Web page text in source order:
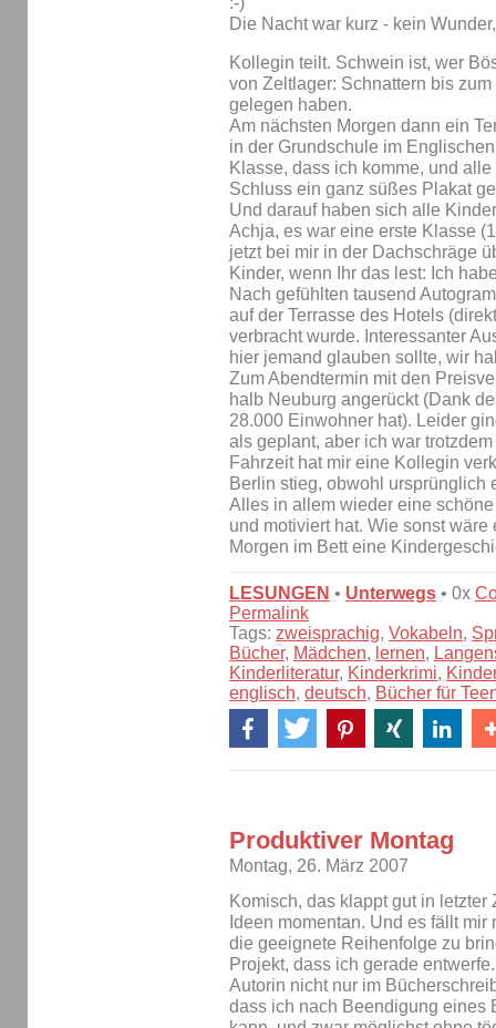
Die Nacht war kurz - kein
Kollegin teilt. Schwein ist, wer
von Zeltlager: Schnattern bis
gelegen haben.
Am nächsten Morgen dann ein
in der Grundschule im
Klasse, dass ich komme, und
Schluss ein ganz süßes Plakat
Und darauf haben sich alle
Achja, es war eine erste Klasse
jetzt bei mir in der Dachschräge
Kinder, wenn Ihr das lest: Ich
Nach gefühlten tausend
auf der Terrasse des Hotels
verbracht wurde. Interessanter
hier jemand glauben sollte, wir
Zum Abendtermin mit den
halb Neuburg angerückt (Dank
28.000 Einwohner hat). Leider
als geplant, aber ich war
Fahrzeit hat mir eine Kollegin
Berlin stieg, obwohl ursprünglich
Alles in allem wieder eine
und motiviert hat. Wie sonst
Morgen im Bett eine
LESUNGEN • Unterwegs • 0x
Permalink
Tags: zweisprachig, Vokabeln,
Bücher, Mädchen, lernen,
Kinderliteratur, Kinderkrimi,
englisch, deutsch, Bücher für
Produktiver Montag
Montag, 26. März 2007
Komisch, das klappt gut in
Ideen momentan. Und es fällt
die geeignete Reihenfolge zu
Projekt, dass ich gerade
Autorin nicht nur im
dass ich nach Beendigung eines